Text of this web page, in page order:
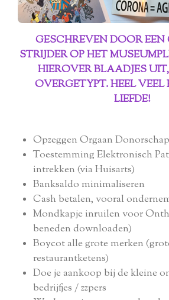
GESCHREVEN DOOR EEN
STRIJDER OP HET
HIEROVER BLAADJES
OVERGETYPT. HEEL VEEL
LIEFDE!
Opzeggen Orgaan
Toestemming Elektronisch
intrekken (via Huisarts)
Banksaldo minimaliseren
Cash betalen, vooral
Mondkapje inruilen voor
beneden downloaden)
Boycot alle grote merken
restaurantketens)
Doe je aankoop bij de kleine
bedrijfjes / zzpers